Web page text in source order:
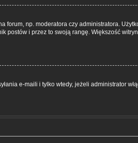
forum, np. moderatora czy administratora.
i przez to swoją rangę. Większość
e-maili i tylko wtedy, jeżeli administrator